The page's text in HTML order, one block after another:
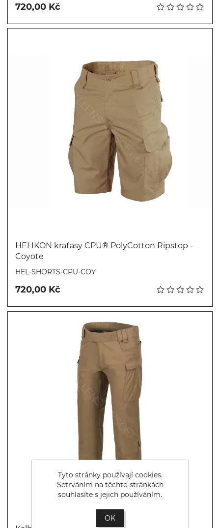
720,00 Kč
HELIKON kraťasy CPU® PolyCotton Ripstop -
Coyote
HEL-SHORTS-CPU-COY
720,00 Kč
Tyto stránky používají cookies.
Setrváním na těchto stránkách
souhlasíte s jejich používáním.
OK